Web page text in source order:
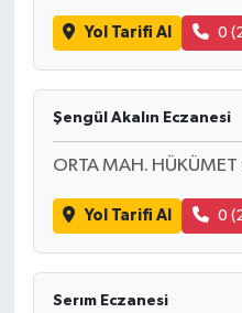
Yol Tarifi Al 0
Şengül Akalın Eczanesi
ORTA MAH.
Yol Tarifi Al 0
Serım Eczanesi